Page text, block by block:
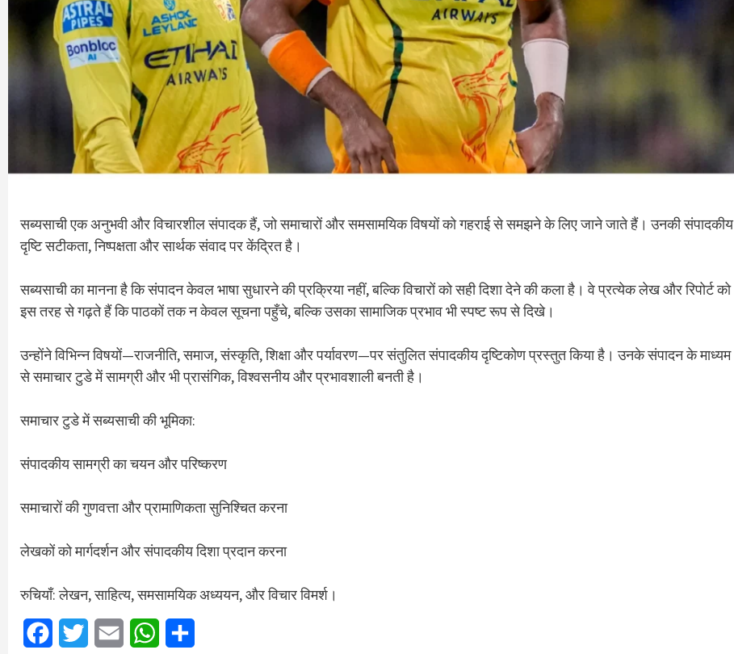
सब्यसाची एक अनुभवी और विचारशील संपादक हैं, जो समाचारों और समसामयिक विषयों को गहराई से समझने के लिए जाने जाते हैं। उनकी संपादकीय
दृष्टि सटीकता, निष्पक्षता और सार्थक संवाद पर केंद्रित है।
सब्यसाची का मानना है कि संपादन केवल भाषा सुधारने की प्रक्रिया नहीं, बल्कि विचारों को सही दिशा देने की कला है। वे प्रत्येक लेख और रिपोर्ट को
इस तरह से गढ़ते हैं कि पाठकों तक न केवल सूचना पहुँचे, बल्कि उसका सामाजिक प्रभाव भी स्पष्ट रूप से दिखे।
उन्होंने विभिन्न विषयों—राजनीति, समाज, संस्कृति, शिक्षा और पर्यावरण—पर संतुलित संपादकीय दृष्टिकोण प्रस्तुत किया है। उनके संपादन के माध्यम
से समाचार टुडे में सामग्री और भी प्रासंगिक, विश्वसनीय और प्रभावशाली बनती है।
समाचार टुडे में सब्यसाची की भूमिका:
संपादकीय सामग्री का चयन और परिष्करण
समाचारों की गुणवत्ता और प्रामाणिकता सुनिश्चित करना
लेखकों को मार्गदर्शन और संपादकीय दिशा प्रदान करना
रुचियाँ: लेखन, साहित्य, समसामयिक अध्ययन, और विचार विमर्श।
FacebookTwitter Email WhatsApp